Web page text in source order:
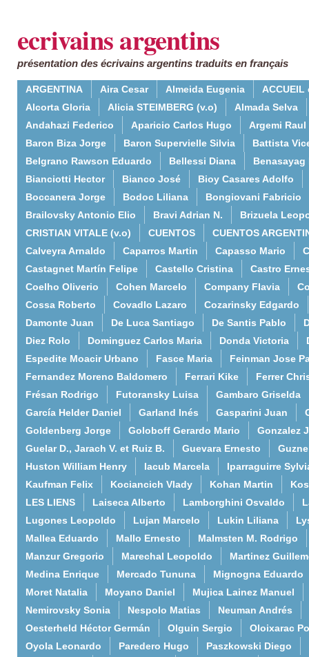
ecrivains argentins
présentation des écrivains argentins traduits en français
ARGENTINA Aira Cesar Almeida Eugenia
ACCUEIL
Alcorta Gloria
Alicia STEIMBERG (v.o)
Almada Selva
Andahazi Federico
Aparicio Carlos Hugo
Argemi Raul
Baron Biza Jorge
Baron Supervielle Silvia
Battista
Belgrano Rawson Eduardo
Bellessi Diana
Benasayag
Bianciotti Hector
Bianco José
Bioy Casares Adolfo
Boccanera Jorge
Bodoc Liliana
Bongiovani Fabricio
Brailovsky Antonio Elio
Bravi Adrian N.
Brizuela
CRISTIAN VITALE (v.o)
CUENTOS
CUENTOS
Calveyra Arnaldo
Caparros Martin Capasso Mario
Castagnet Martín Felipe
Castello Cristina
Castro
Coelho Oliverio
Cohen Marcelo Company Flavia
Cossa Roberto
Covadlo Lazaro
Cozarinsky Edgardo
Damonte Juan
De Luca Santiago De Santis Pablo
Diez Rolo
Dominguez Carlos Maria Donda Victoria
Espedite Moacir Urbano
Fasce Maria
Feinman Jose
Fernandez Moreno Baldomero
Ferrari Kike
Ferrer
Frésan Rodrigo
Futoransky Luisa
Gambaro Griselda
García Helder Daniel
Garland Inés Gasparini Juan
Goldenberg Jorge
Goloboff Gerardo Mario
Gonzalez
Guelar D., Jarach V. et Ruiz B.
Guevara Ernesto
Huston William Henry
Iacub Marcela
Iparraguirre
Kaufman Felix
Kociancich Vlady Kohan Martin
LES LIENS
Laiseca Alberto Lamborghini Osvaldo
Lugones Leopoldo
Lujan Marcelo Lukin Liliana
Mallea Eduardo
Mallo Ernesto
Malmsten M. Rodrigo
Manzur Gregorio
Marechal Leopoldo
Martinez
Medina Enrique
Mercado Tununa
Mignogna Eduardo
Moret Natalia
Moyano Daniel
Mujica Lainez Manuel
Nemirovsky Sonia
Nespolo Matias
Neuman Andrés
Oesterheld Héctor Germán
Olguin Sergio
Oloixarac
Oyola Leonardo
Paredero Hugo
Paszkowski Diego